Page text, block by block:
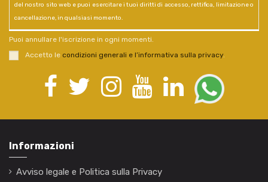
del nostro sito web e puoi esercitare i tuoi diritti di accesso, rettifica, limitazione o
cancellazione, in qualsiasi momento.
Puoi annullare l'iscrizione in ogni momenti.
Accetto le condizioni generali e l’informativa sulla privacy.
Informazioni
Avviso legale e Politica sulla Privacy